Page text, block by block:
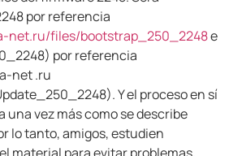
por referencia
net.ru/files/bootstrap_250_2248e
por referencia
net .ru
Y el proceso en sí
una vez más como se describe
lo tanto, amigos, estudien